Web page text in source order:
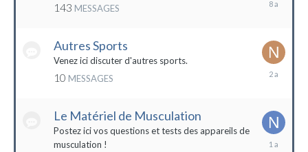
143 MESSAGES
Autres Sports
Venez ici discuter d'autres sports.
10 MESSAGES
18
Le Matériel de Musculation
Postez ici vos questions et tests des appareils de
musculation !